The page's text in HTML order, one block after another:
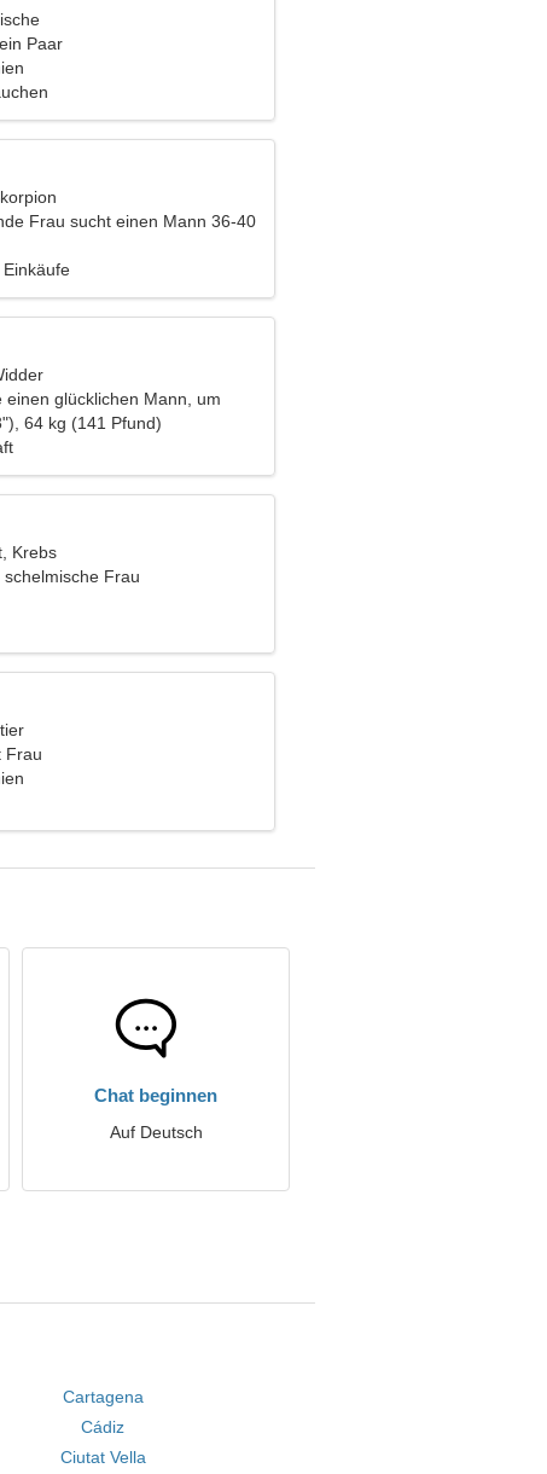
Paar
Frau sucht einen Mann 36-40
einen glücklichen Mann, um
tanzen
64 kg (141 Pfund)
Krebs
schelmische Frau
Frau
Chat beginnen
Auf Deutsch
Cartagena
Cádiz
Ciutat Vella